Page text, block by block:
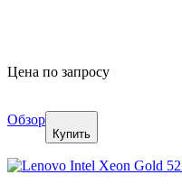
Цена по запросу
Обзор
Купить